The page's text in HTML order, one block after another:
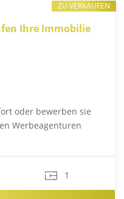
Ihre Immobilie
oder bewerben sie
Werbeagenturen
1
ZU VERKAUFEN